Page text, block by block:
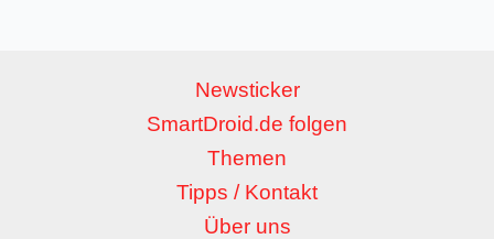
Newsticker
SmartDroid.de folgen
Themen
Tipps / Kontakt
Über uns